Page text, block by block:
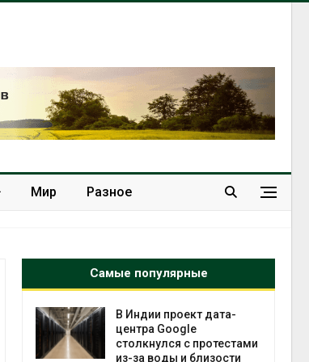
Мир Разное
Самые популярные
В Индии проект дата-
центра Google
столкнулся с протестами
из-за воды и близости